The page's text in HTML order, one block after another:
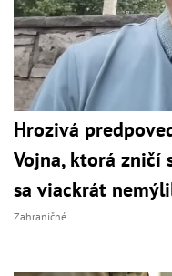
Hrozivá
Vojna, ktorá zničí
sa viackrát
Zahraničné